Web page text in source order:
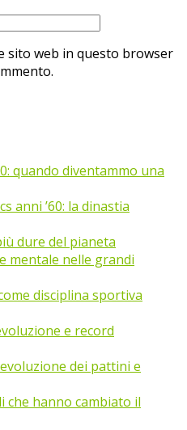
sito web in questo browser
quando diventammo una
anni ’60: la dinastia
dure del pianeta
mentale nelle grandi
disciplina sportiva
e record
dei pattini e
che hanno cambiato il